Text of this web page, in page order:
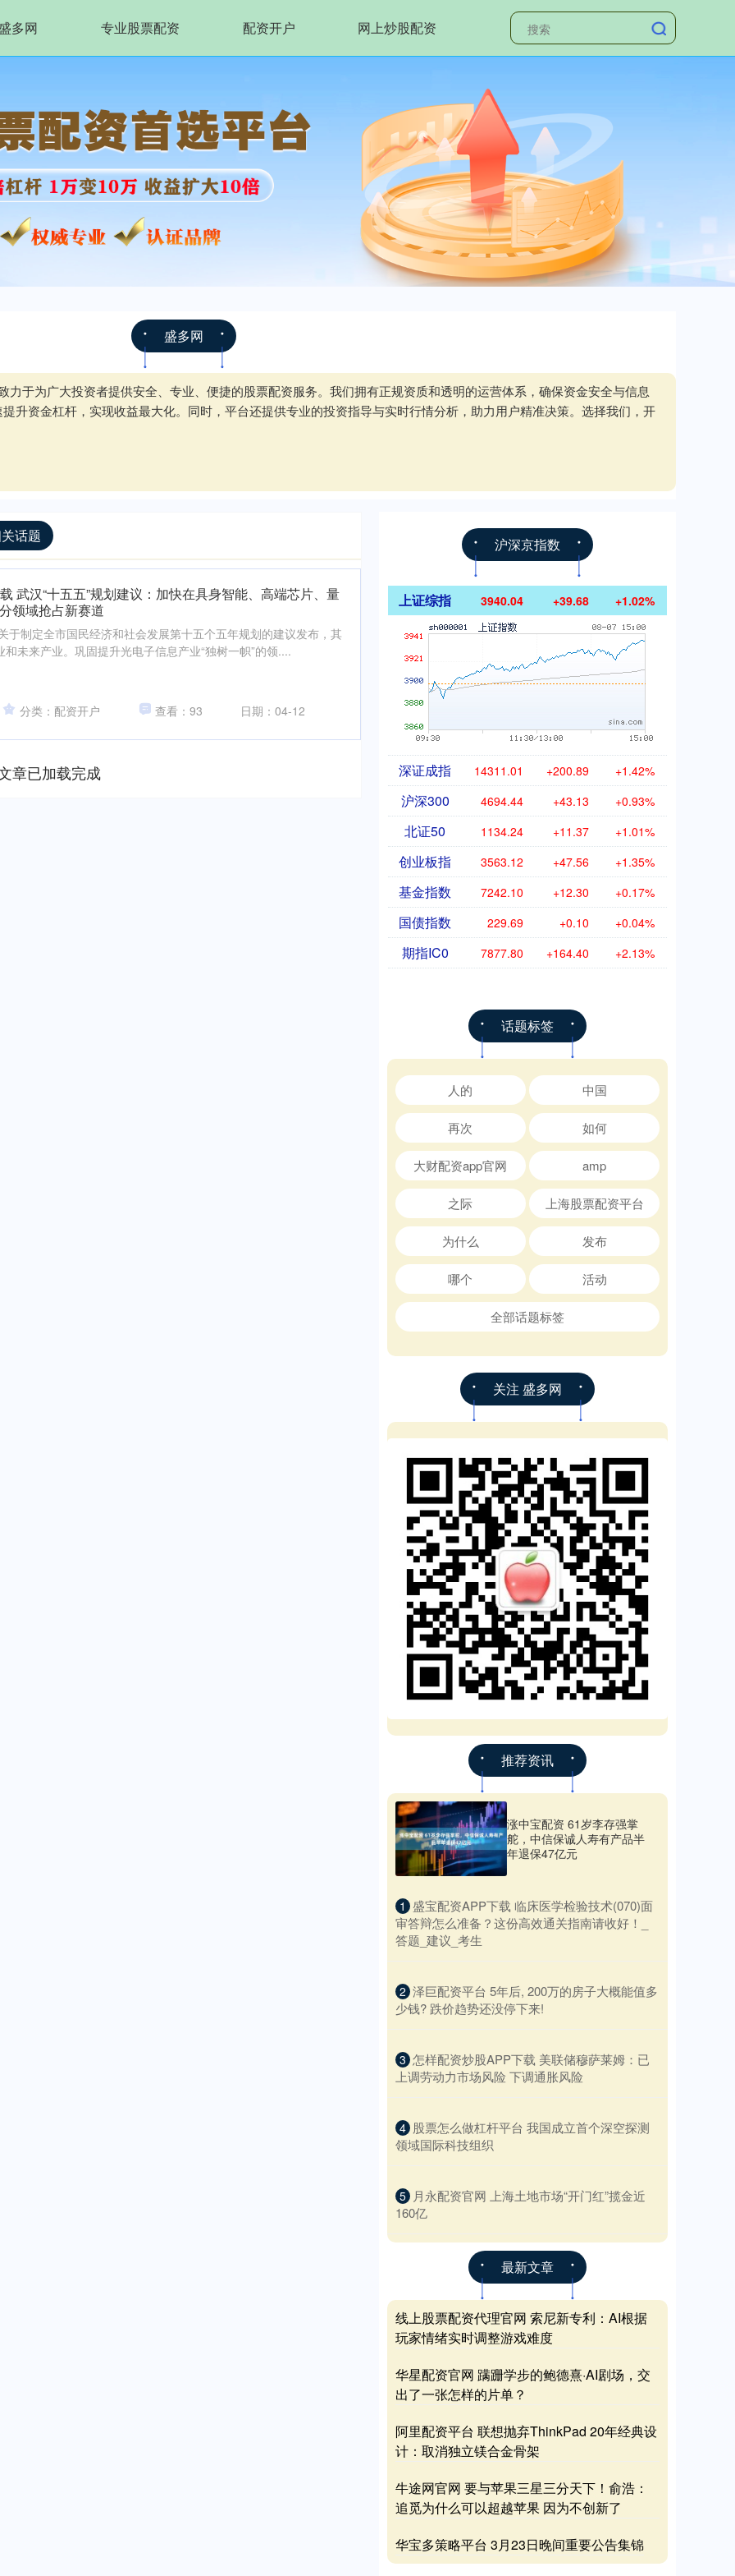
多网 专业股票配资 配资开户 网上炒股配资
盛多网
于为广大投资者提供安全、专业、便捷的股票配资服务。我们拥有正规资质和透明的运营体系，确保资金安全与信息
升资金杠杆，实现收益最大化。同时，平台还提供专业的投资指导与实时行情分析，助力用户精准决策。选择我们，开
话题
武汉“十五五”规划建议：加快在具身智能、高端芯片、量
领域抢占新赛道
于制定全市国民经济和社会发展第十五个五年规划的建议发布，其
未来产业。巩固提升光电子信息产业“独树一帜”的领....
分类：配资开户 查看：93 日期：04-12
章已加载完成
沪深京指数
上证综指 3940.04 +39.68 +1.02%
深证成指 14311.01 +200.89 +1.42%
沪深300 4694.44 +43.13 +0.93%
北证50 1134.24 +11.37 +1.01%
创业板指 3563.12 +47.56 +1.35%
基金指数 7242.10 +12.30 +0.17%
国债指数 229.69 +0.10 +0.04%
期指IC0 7877.80 +164.40 +2.13%
话题标签
人的 中国
再次 如何
大财配资app官网 amp
之际 上海股票配资平台
为什么 发布
哪个 活动
全部话题标签
关注 盛多网
推荐资讯
涨中宝配资 61岁李存强掌
舵，中信保诚人寿有产品半
年退保47亿元
1 ​盛宝配资APP下载 临床医学检验技术(070)面
审答辩怎么准备？这份高效通关指南请收好！_
答题_建议_考生
2 ​泽巨配资平台 5年后, 200万的房子大概能值多
少钱? 跌价趋势还没停下来!
3 ​怎样配资炒股APP下载 美联储穆萨莱姆：已
上调劳动力市场风险 下调通胀风险
4 ​股票怎么做杠杆平台 我国成立首个深空探测
领域国际科技组织
5 ​月永配资官网 上海土地市场“开门红”揽金近
160亿
最新文章
线上股票配资代理官网 索尼新专利：AI根据
玩家情绪实时调整游戏难度
华星配资官网 蹒跚学步的鲍德熹·AI剧场，交
出了一张怎样的片单？
阿里配资平台 联想抛弃ThinkPad 20年经典设
计：取消独立镁合金骨架
牛途网官网 要与苹果三星三分天下！俞浩：
追觅为什么可以超越苹果 因为不创新了
华宝多策略平台 3月23日晚间重要公告集锦